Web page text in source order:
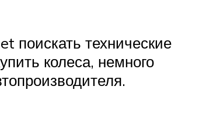
поискать технические
колеса, немного